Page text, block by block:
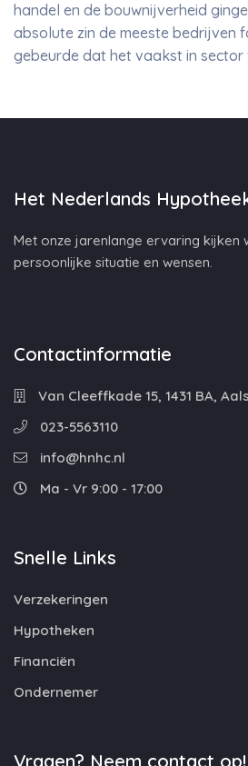
handel en de bouwnijverheid
absolute zin de meeste bedrijven
gebeurde dat het vaakst in
Het Nederlands
Met onze jarenlange ervaring kijken
persoonlijke situatie en wensen.
Contactinformatie
Van Cleeffkade 15, 1431 BA,
023-5563110
info@hnhc.nl
Ma - Vr 9:00 - 17:00
Snelle Links
Verzekeringen
Hypotheken
Financiën
Ondernemer
Vragen? Neem contact op!